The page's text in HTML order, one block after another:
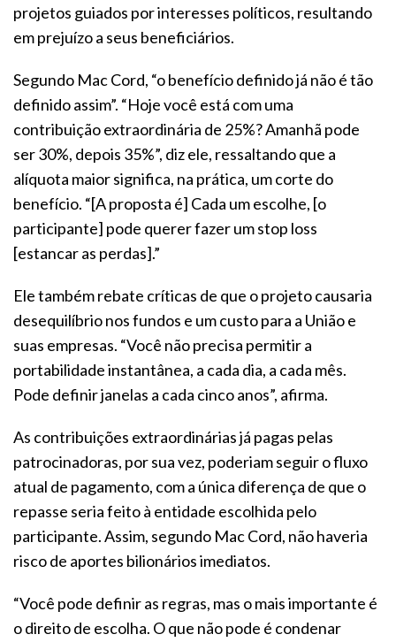
projetos guiados por interesses políticos, resultando
em prejuízo a seus beneficiários.
Segundo Mac Cord, “o benefício definido já não é tão
definido assim”. “Hoje você está com uma
contribuição extraordinária de 25%? Amanhã pode
ser 30%, depois 35%”, diz ele, ressaltando que a
alíquota maior significa, na prática, um corte do
benefício. “[A proposta é] Cada um escolhe, [o
participante] pode querer fazer um stop loss
[estancar as perdas].”
Ele também rebate críticas de que o projeto causaria
desequilíbrio nos fundos e um custo para a União e
suas empresas. “Você não precisa permitir a
portabilidade instantânea, a cada dia, a cada mês.
Pode definir janelas a cada cinco anos”, afirma.
As contribuições extraordinárias já pagas pelas
patrocinadoras, por sua vez, poderiam seguir o fluxo
atual de pagamento, com a única diferença de que o
repasse seria feito à entidade escolhida pelo
participante. Assim, segundo Mac Cord, não haveria
risco de aportes bilionários imediatos.
“Você pode definir as regras, mas o mais importante é
o direito de escolha. O que não pode é condenar